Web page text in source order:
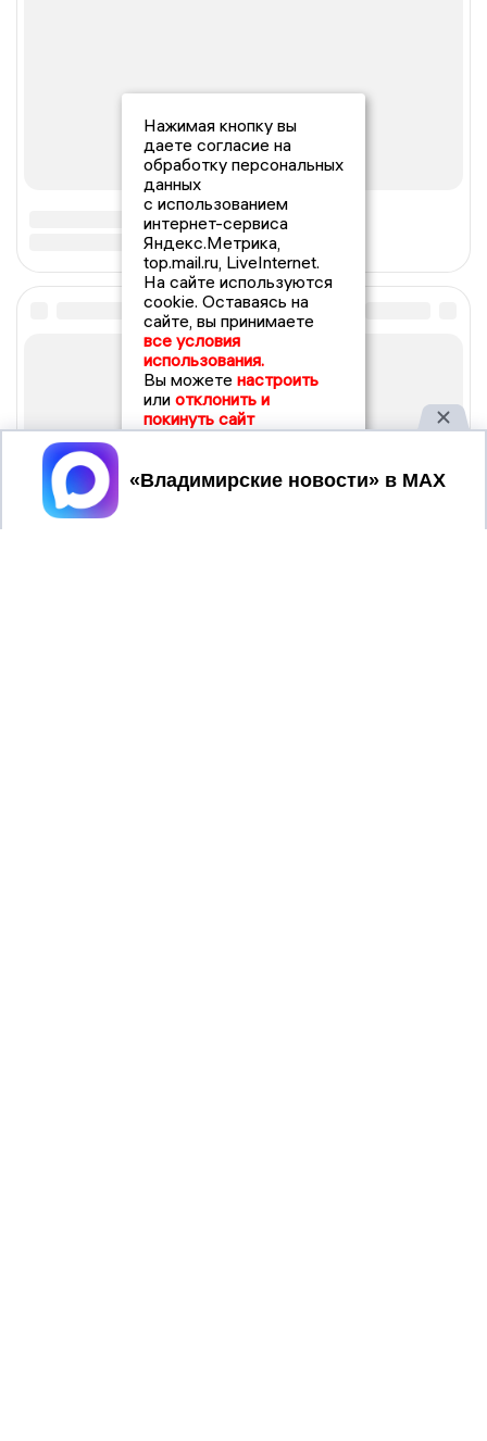
Нажимая кнопку вы
даете согласие на
обработку персональных
данных
с использованием
интернет-сервиса
Яндекс.Метрика,
top.mail.ru, LiveInternet.
На сайте используются
cookie. Оставаясь на
сайте, вы принимаете
все условия
использования.
Вы можете настроить
или отклонить и
покинуть сайт
Принять